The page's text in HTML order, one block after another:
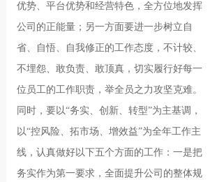
优势、平台优势和经营特色，全方位地发挥
公司的正能量；另一方面要进一步树立自
省、自悟、自我修正的工作态度，不计较、
不埋怨、敢负责、敢顶真，切实履行好每一
位员工的工作职责，举全员之力攻坚克难。
同时，要以“务实、创新、转型”为主基调，
以“控风险、拓市场、增效益”为全年工作主
线，认真做好以下五个方面的工作：一是把
务实作为第一要求，全面提升公司的整体规